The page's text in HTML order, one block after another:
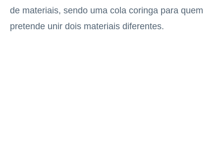
de materiais, sendo uma cola coringa para quem
pretende unir dois materiais diferentes.